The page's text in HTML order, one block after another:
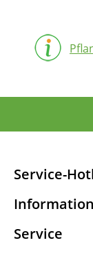
Service-
Service